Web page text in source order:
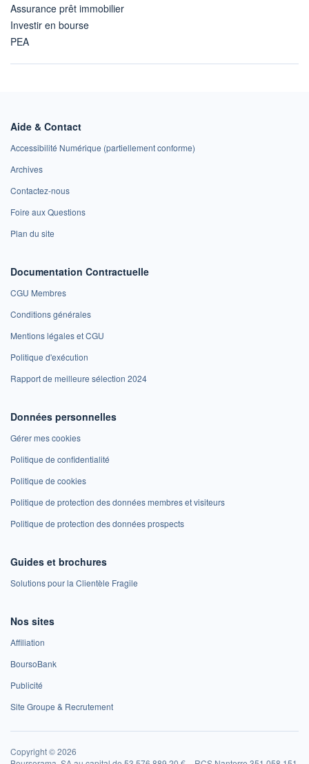
Assurance prêt immobilier
Investir en bourse
PEA
Aide & Contact
Accessibilité Numérique (partiellement conforme)
Archives
Contactez-nous
Foire aux Questions
Plan du site
Documentation Contractuelle
CGU Membres
Conditions générales
Mentions légales et CGU
Politique d'exécution
Rapport de meilleure sélection 2024
Données personnelles
Gérer mes cookies
Politique de confidentialité
Politique de cookies
Politique de protection des données membres et visiteurs
Politique de protection des données prospects
Guides et brochures
Solutions pour la Clientèle Fragile
Nos sites
Affiliation
BoursoBank
Publicité
Site Groupe & Recrutement
Copyright © 2026